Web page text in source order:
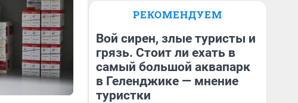
РЕКОМЕНДУЕМ
Вой сирен, злые туристы и
грязь. Стоит ли ехать в
самый большой аквапарк
в Геленджике — мнение
туристки